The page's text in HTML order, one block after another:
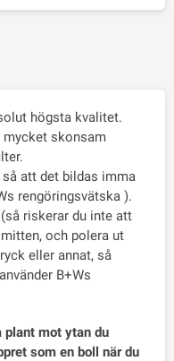
högsta kvalitet.
mycket skonsam
så att det bildas imma
rengöringsvätska ).
riskerar du inte att
och polera ut
eller annat, så
B+Ws
plant mot ytan du
som en boll när du